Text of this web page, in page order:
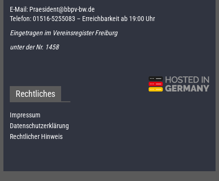
E-Mail: Praesident@bbpv-bw.de
Telefon:01516-5255083 – Erreichbarkeit ab 19:00 Uhr
Eingetragen im Vereinsregister Freiburg
unter der Nr. 1458
Rechtliches
Impressum
Datenschutzerklärung
Rechtlicher Hinweis